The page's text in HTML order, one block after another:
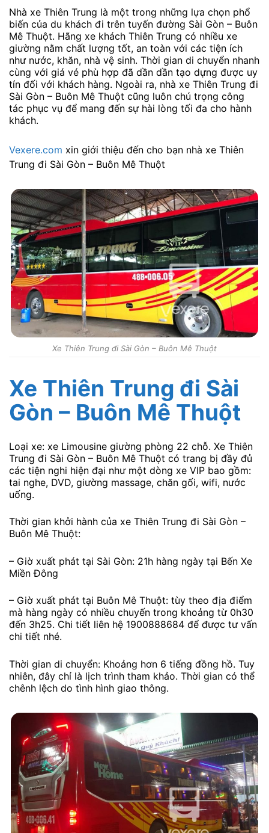
Nhà xe Thiên Trung là một trong những lựa chọn phổ
biến của du khách đi trên tuyến đường Sài Gòn – Buôn
Mê Thuột. Hãng xe khách Thiên Trung có nhiều xe
giường nằm chất lượng tốt, an toàn với các tiện ích
như nước, khăn, nhà vệ sinh. Thời gian di chuyển nhanh
cùng với giá vé phù hợp đã dần dần tạo dựng được uy
tín đối với khách hàng. Ngoài ra, nhà xe Thiên Trung đi
Sài Gòn – Buôn Mê Thuột cũng luôn chú trọng công
tác phục vụ để mang đến sự hài lòng tối đa cho hành
khách.
Vexere.com xin giới thiệu đến cho bạn nhà xe Thiên
Trung đi Sài Gòn – Buôn Mê Thuột
Xe Thiên Trung đi Sài Gòn – Buôn Mê Thuột
Xe Thiên Trung đi Sài
Gòn – Buôn Mê Thuột
Loại xe: xe Limousine giường phòng 22 chỗ. Xe Thiên
Trung đi Sài Gòn – Buôn Mê Thuột có trang bị đầy đủ
các tiện nghi hiện đại như một dòng xe VIP bao gồm:
tai nghe, DVD, giường massage, chăn gối, wifi, nước
uống.
Thời gian khởi hành của xe Thiên Trung đi Sài Gòn –
Buôn Mê Thuột:
– Giờ xuất phát tại Sài Gòn: 21h hàng ngày tại Bến Xe
Miền Đông
– Giờ xuất phát tại Buôn Mê Thuột: tùy theo địa điểm
mà hàng ngày có nhiều chuyến trong khoảng từ 0h30
đến 3h25. Chi tiết liên hệ 1900888684 để được tư vấn
chi tiết nhé.
Thời gian di chuyển: Khoảng hơn 6 tiếng đồng hồ. Tuy
nhiên, đây chỉ là lịch trình tham khảo. Thời gian có thể
chênh lệch do tình hình giao thông.